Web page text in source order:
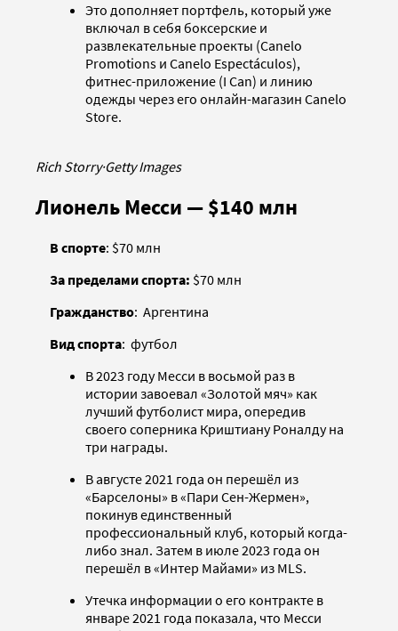
Это дополняет портфель, который уже
включал в себя боксерские и
развлекательные проекты (Canelo
Promotions и Canelo Espectáculos),
фитнес-приложение (I Can) и линию
одежды через его онлайн-магазин Canelo
Store.
Rich Storry·Getty Images
Лионель Месси — $140 млн
В спорте: $70 млн
За пределами спорта: $70 млн
Гражданство: Аргентина
Вид спорта: футбол
В 2023 году Месси в восьмой раз в
истории завоевал «Золотой мяч» как
лучший футболист мира, опередив
своего соперника Криштиану Роналду на
три награды.
В августе 2021 года он перешёл из
«Барселоны» в «Пари Сен-Жермен»,
покинув единственный
профессиональный клуб, который когда-
либо знал. Затем в июле 2023 года он
перешёл в «Интер Майами» из MLS.
Утечка информации о его контракте в
январе 2021 года показала, что Месси